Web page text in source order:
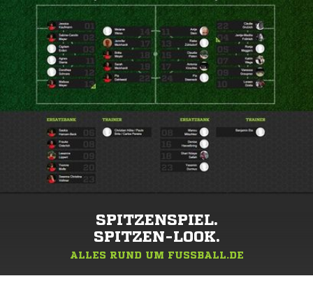
SPITZENSPIEL.
SPITZEN-LOOK.
ALLES RUND UM FUSSBALL.DE